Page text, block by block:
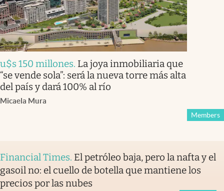
u$s 150 millones. La joya inmobiliaria que
“se vende sola”: será la nueva torre más alta
del país y dará 100% al río
Micaela Mura
Members
Financial Times. El petróleo baja, pero la nafta y el
gasoil no: el cuello de botella que mantiene los
precios por las nubes